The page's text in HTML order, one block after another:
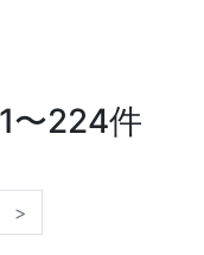
〜224件
>